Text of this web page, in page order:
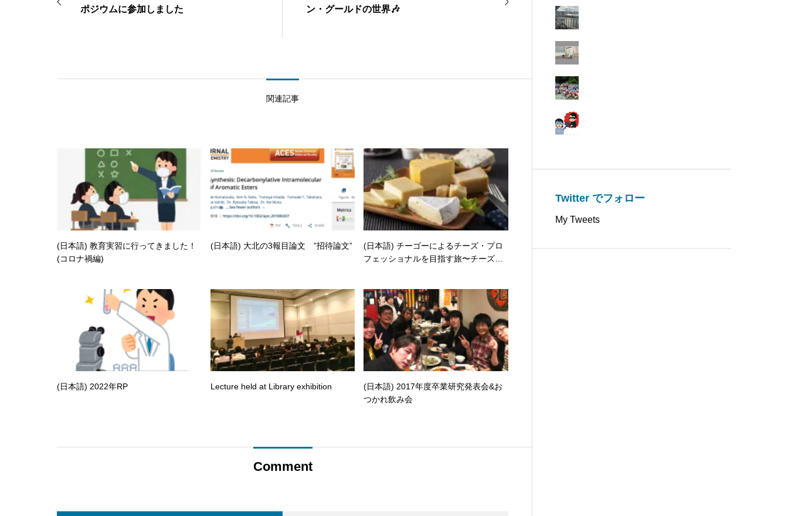
ポジウムに参加しました
ン・グールドの世界🎶
関連記事
(日本語) 教育実習に行ってきました！
(コロナ禍編)
(日本語) 大北の3報目論文 ”招待論文”
(日本語) チーゴーによるチーズ・プロ
フェッショナルを目指す旅〜チーズ検
(日本語) 2022年RP Lecture held at Library exhibition
(日本語) 2017年度卒業研究発表会&お
つかれ飲み会
Comment
Twitter でフォロー
My Tweets